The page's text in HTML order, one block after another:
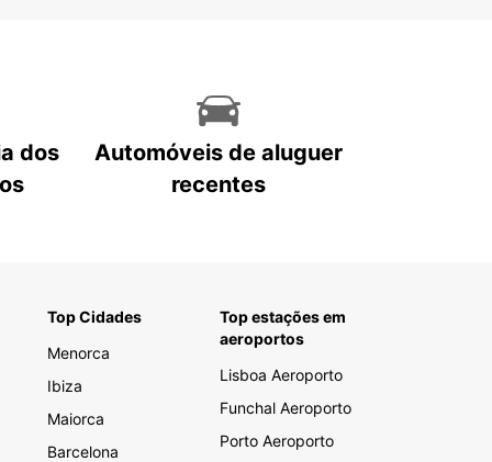
dos
Automóveis de aluguer
recentes
Top Cidades
Menorca
Ibiza
Maiorca
Barcelona
Top estações em
aeroportos
Lisboa Aeroporto
Funchal Aeroporto
Porto Aeroporto